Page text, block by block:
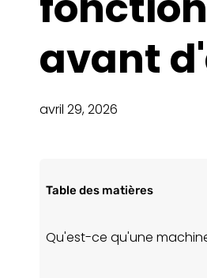
avant
avril 29, 2026
Table des matières
Qu'est-ce qu'une